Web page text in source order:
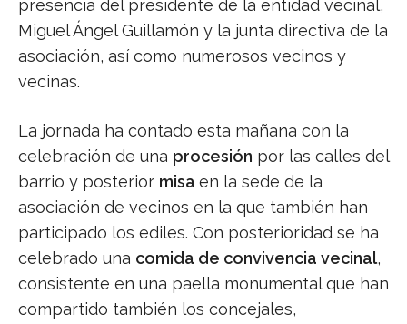
presencia del presidente de la entidad vecinal,
Miguel Ángel Guillamón y la junta directiva de la
asociación, así como numerosos vecinos y
vecinas.
La jornada ha contado esta mañana con la
celebración de una procesión por las calles del
barrio y posterior misa en la sede de la
asociación de vecinos en la que también han
participado los ediles. Con posterioridad se ha
celebrado una comida de convivencia vecinal,
consistente en una paella monumental que han
compartido también los concejales,